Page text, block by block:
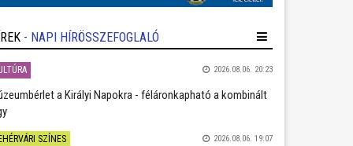
- NAPI HÍRÖSSZEFOGLALÓ
2026.08.06. 20:23
a Királyi Napokra - féláronkapható a kombinált
SZÍNES 2026.08.06. 19:07